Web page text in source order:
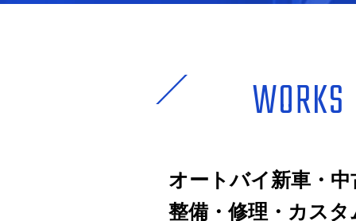
WORKS
オートバイ新車・中
整備・修理・カスタ